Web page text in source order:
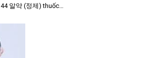
44 알약 (정제) thuốc…